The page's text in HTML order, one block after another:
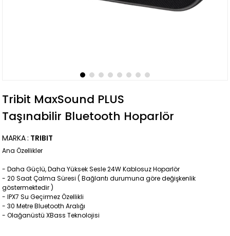
Tribit MaxSound PLUS
Taşınabilir Bluetooth Hoparlör
MARKA: TRIBIT
Ana Özellikler
- Daha Güçlü, Daha Yüksek Sesle 24W Kablosuz Hoparlör
- 20 Saat Çalma Süresi ( Bağlantı durumuna göre değişkenlik
göstermektedir )
- IPX7 Su Geçirmez Özellikli
- 30 Metre Bluetooth Aralığı
- Olağanüstü XBass Teknolojisi